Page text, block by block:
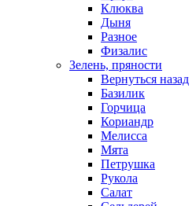
Клюква
Дыня
Разное
Физалис
Зелень, пряности
Вернуться назад
Базилик
Горчица
Кориандр
Мелисса
Мята
Петрушка
Рукола
Салат